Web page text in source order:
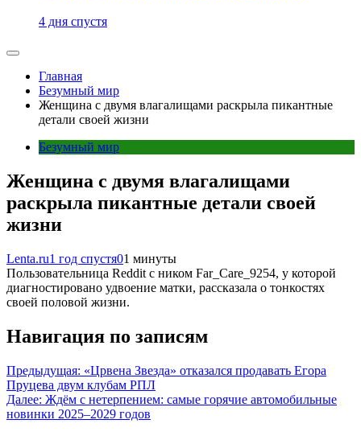
4 дня спустя
Главная
Безумный мир
Женщина с двумя влагалищами раскрыла пикантные
детали своей жизни
Безумный мир
Женщина с двумя влагалищами
раскрыла пикантные детали своей
жизни
Lenta.ru1 год спустя01 минуты
Пользовательница Reddit с ником Far_Care_9254, у которой
диагностировано удвоение матки, рассказала о тонкостях
своей половой жизни.
Навигация по записям
Предыдущая: «Црвена Звезда» отказался продавать Егора
Пруцева двум клубам РПЛ
Далее: Ждём с нетерпением: самые горячие автомобильные
новинки 2025–2029 годов